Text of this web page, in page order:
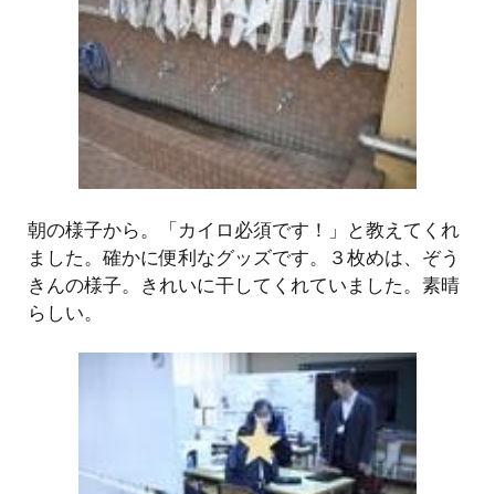
朝の様子から。「カイロ必須です！」と教えてくれ
ました。確かに便利なグッズです。３枚めは、ぞう
きんの様子。きれいに干してくれていました。素晴
らしい。